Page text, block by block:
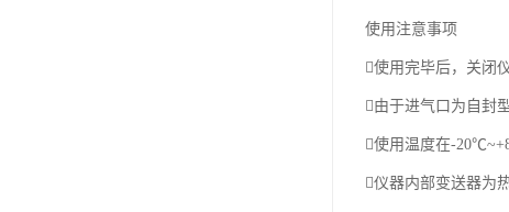
使用注意事项
使用完毕后，关闭
由于进气口为自封
使用温度在-
仪器内部变送器为